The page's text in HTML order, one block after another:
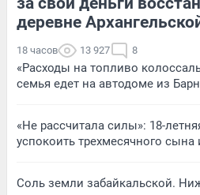
деревне
18 часов 13 927 8
«Расходы на топливо
семья едет на автодоме из
«Не рассчитала силы»: 18-
успокоить трехмесячного сына
Соль земли забайкальской.